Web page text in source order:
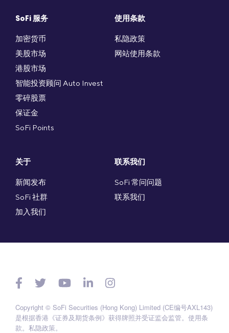
SoFi 服务
加密货币
美股市场
港股市场
智能投资顾问 Auto Invest
零碎股票
保证金
SoFi Points
使用条款
私隐政策
网站使用条款
关于
新闻发布
SoFi 社群
加入我们
联系我们
SoFi 常问问题
联系我们
Copyright © SoFi Securities (Hong Kong) Limited (CE编号AXL143)
是根据香港《证券及期货条例》获得牌照并受证监会监管。 使用条
款。 私隐政策。